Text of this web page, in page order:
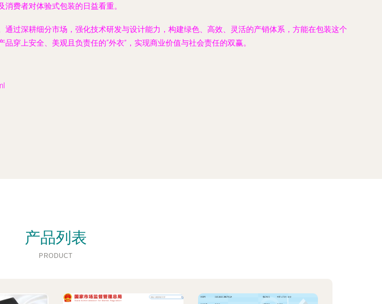
费者对体验式包装的日益看重。
过深耕细分市场，强化技术研发与设计能力，构建绿色、高效、灵活的产销体系，方能在包装这个
穿上安全、美观且负责任的“外衣”，实现商业价值与社会责任的双赢。
产品列表
PRODUCT